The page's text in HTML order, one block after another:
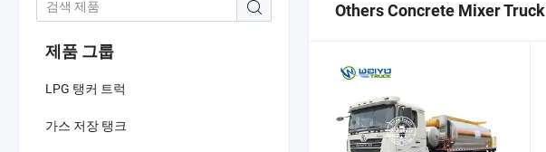
제품 그룹
LPG 탱커 트럭
가스 저장 탱크
Others Concrete Mixer Truck